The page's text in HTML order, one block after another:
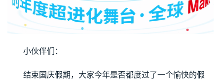
小伙伴们：
结束国庆假期，大家今年是否都度过了一个愉快的假